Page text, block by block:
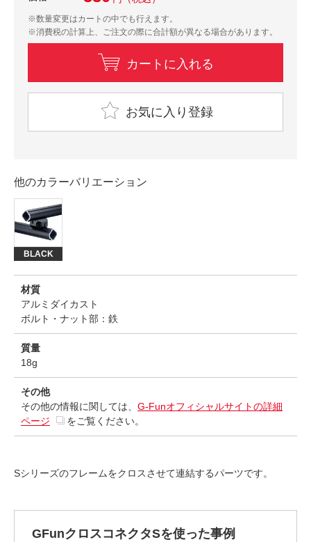
※数量変更はカートの中でも行えます。
※消費税の計算上、ご注文の際に合計額が異なる場合があります。
カートに入れる
お気に入り登録
他のカラーバリエーション
BLACK
材質
アルミダイカスト
ボルト・ナット部：鉄
質量
18g
その他
その他の情報に関しては、 G-Funオフィシャルサイトの詳細
ページ
をご覧ください。
Sシリーズのフレームをクロスさせて連結するパーツです。
GFunクロスコネクタSを使った事例